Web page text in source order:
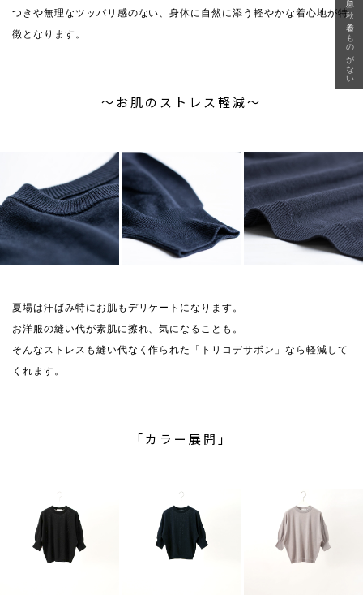
つきや無理なツッパリ感のない、身体に自然に添う軽やかな着心地が特
徴となります。
〜お肌のストレス軽減〜
夏場は汗ばみ特にお肌もデリケートになります。
お洋服の縫い代が素肌に擦れ、気になることも。
そんなストレスも縫い代なく作られた「トリコデサボン」なら軽減して
くれます。
「カラー展開」
急に秋、着るものがない